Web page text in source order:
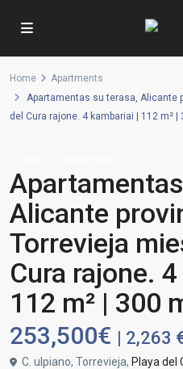
Home
Apartments
Apartamentas su terasa, Alicante
del Cura rajone. 4 kambariai | 112 m²
Alicante
Torrevieja
Cura rajone.
112 m² | 300
253,500€ | 2,263
C. ulpiano, Torrevieja, Playa del